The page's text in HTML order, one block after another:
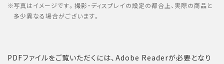
写真はイメージです。撮影・ディスプレイの設定の都合上、実際の商品と
多少異なる場合がございます。
PDFファイルをご覧いただくには、Adobe Readerが必要となり